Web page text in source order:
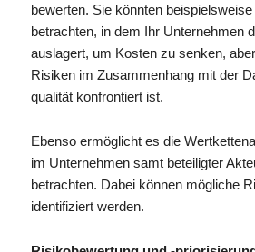
bewerten. Sie könnten
betrachten, in dem Ihr Unternehmen
auslagert, um Kosten zu senken,
Risiken im Zusammenhang mit der
qualität konfrontiert ist.
Ebenso ermöglicht es die
im Unternehmen samt beteiligter
betrachten. Dabei können mögliche
identifiziert werden.